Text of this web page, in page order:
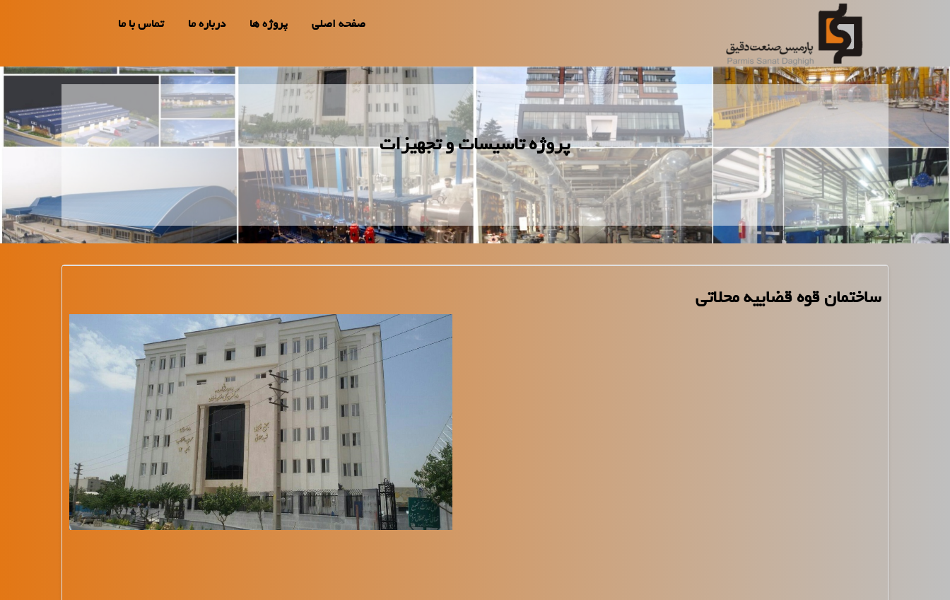
صفحه اصلی پروژه ها درباره ما تماس با ما
پروژه تاسیسات و تجهیزات
ساختمان قوه قضاییه محلاتی